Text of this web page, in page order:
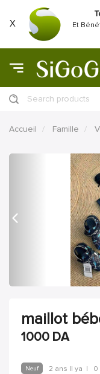
X
Et
Search products
Accueil Famille
précédent
maillot
1000 DA
Neuf 2 ans Il ya | 0